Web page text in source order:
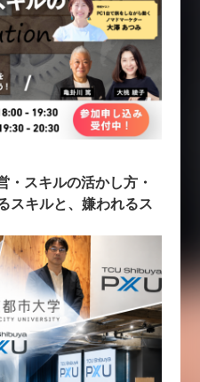
・スキルの活かし方・
スキルと、嫌われるス